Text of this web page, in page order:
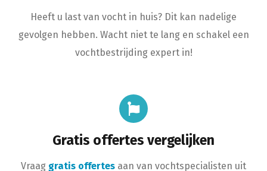
Heeft u last van vocht in huis? Dit kan nadelige
gevolgen hebben. Wacht niet te lang en schakel een
vochtbestrijding expert in!
Gratis offertes vergelijken
Vraag gratis offertes aan van vochtspecialisten uit